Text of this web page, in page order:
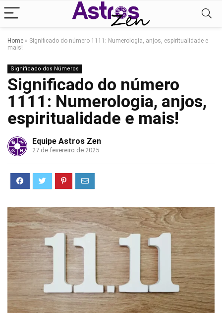
Home » Significado do número 1111: Numerologia, anjos, espiritualidade e
mais!
Significado dos Números
Significado do número
1111: Numerologia, anjos,
espiritualidade e mais!
Equipe Astros Zen
27 de fevereiro de 2025